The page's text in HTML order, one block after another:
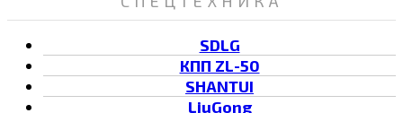
SDLG
КПП ZL-50
SHANTUI
LiuGong